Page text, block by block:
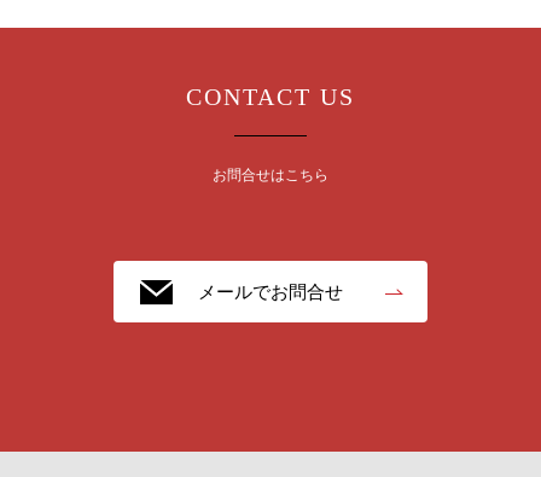
CONTACT US
お問合せはこちら
メールでお問合せ